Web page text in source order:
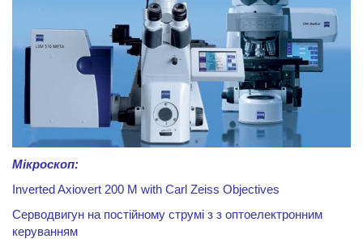
Мікроскоп:
Inverted Axiovert 200 M with Carl Zeiss Objectives
Серводвигун на постійному струмі з з оптоелектронним
керуванням